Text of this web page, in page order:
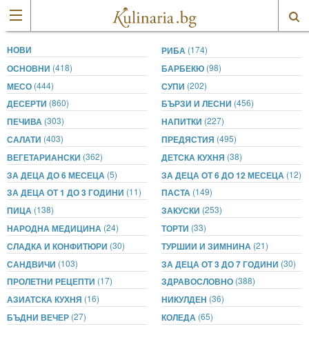
НОВИ РИБА (174)
ОСНОВНИ (418) БАРБЕКЮ (98)
МЕСО (444) СУПИ (202)
ДЕСЕРТИ (860) БЪРЗИ И ЛЕСНИ (456)
ПЕЧИВА (303) НАПИТКИ (227)
САЛАТИ (403) ПРЕДЯСТИЯ (495)
ВЕГЕТАРИАНСКИ (362) ДЕТСКА КУХНЯ (38)
ЗА ДЕЦА ДО 6 МЕСЕЦА (5) ЗА ДЕЦА ОТ 6 ДО 12 МЕСЕЦА (12)
ЗА ДЕЦА ОТ 1 ДО 3 ГОДИНИ (11) ПАСТА (149)
ПИЦА (138) ЗАКУСКИ (253)
НАРОДНА МЕДИЦИНА (24) ТОРТИ (33)
СЛАДКА И КОНФИТЮРИ (30) ТУРШИИ И ЗИМНИНА (21)
САНДВИЧИ (103) ЗА ДЕЦА ОТ 3 ДО 7 ГОДИНИ (30)
ПРОЛЕТНИ РЕЦЕПТИ (17) ЗДРАВОСЛОВНО (388)
АЗИАТСКА КУХНЯ (16) НИКУЛДЕН (36)
БЪДНИ ВЕЧЕР (27) КОЛЕДА (65)